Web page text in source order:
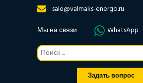
sale@valmaks-energo.ru
Мы на связи
WhatsApp
Задать вопрос